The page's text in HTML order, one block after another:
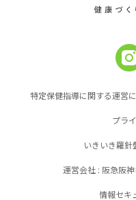
特定保健指導に関する運営
プラ
いきいき羅
運営会社 : 阪急阪
情報セキ